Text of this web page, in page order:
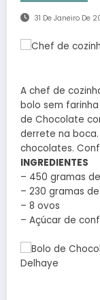
31 De Janeiro De
A chef de
bolo sem
de Chocolate
derrete na
chocolates.
INGREDIENTES
– 450 gramas
– 230 gramas
– 8 ovos
– Açúcar de